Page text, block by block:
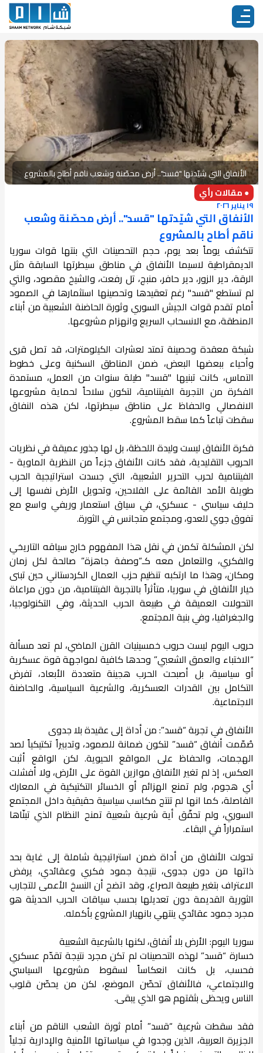
الأنفاق التي شيّدتها "قسد".. أرض محصّنة وشعب ناقم أطاح بالمشروع
● مقالات رأي
١٩ يناير ٢٠٢٦
الأنفاق التي شيّدتها "قسد".. أرض محصّنة وشعب
ناقم أطاح بالمشروع
تتكشف يوماً بعد يوم، حجم التحصينات التي بنتها قوات سوريا
الديمقراطية لاسيما الأنفاق في مناطق سيطرتها السابقة مثل
الرقة، دير الزور، دير حافر، منبج، تل رفعت، والشيخ مقصود، والتي
لم تستطع "قسد" رغم تعقيدها وتحصينها استثمارها في الصمود
أمام تقدم قوات الجيش السوري وثورة الحاضنة الشعبية من أبناء
المنطقة، مع الانسحاب السريع وانهزام مشروعها.
شبكة معقدة وحصينة تمتد لعشرات الكيلومترات، قد تصل قرى
وأحياء ببعضها البعض، ضمن المناطق السكنية وعلى خطوط
التماس، كانت تبنيها "قسد" طيلة سنوات من العمل، مستمدة
الفكرة من التجربة الفيتنامية، لتكون سلاحاً لحماية مشروعها
الانفصالي والحفاظ على مناطق سيطرتها، لكن هذه النفاق
سقطت تباعاً كما سقط المشروع.
فكرة الأنفاق ليست وليدة اللحظة، بل لها جذور عميقة في نظريات
الحروب التقليدية، فقد كانت الأنفاق جزءاً من النظرية الماوية -
الفيتنامية لحرب التحرير الشعبية، التي جسدت استراتيجية الحرب
طويلة الأمد القائمة على الفلاحين، وتحويل الأرض نفسها إلى
حليف سياسي - عسكري، في سياق استعمار وريفي واسع مع
تفوق جوي للعدو، ومجتمع متجانس في الثورة.
لكن المشكلة تكمن في نقل هذا المفهوم خارج سياقه التاريخي
والفكري، والتعامل معه كـ“وصفة جاهزة” صالحة لكل زمان
ومكان، وهذا ما ارتكبه تنظيم حزب العمال الكردستاني حين تبنى
خيار الأنفاق في سوريا، متأثراً بالتجربة الفيتنامية، من دون مراعاة
التحولات العميقة في طبيعة الحرب الحديثة، وفي التكنولوجيا،
والجغرافيا، وفي بنية المجتمع.
حروب اليوم ليست حروب خمسينيات القرن الماضي، لم تعد مسألة
“الاختباء والعمق الشعبي” وحدها كافية لمواجهة قوة عسكرية
أو سياسية، بل أصبحت الحرب هجينة متعددة الأبعاد، تفرض
التكامل بين القدرات العسكرية، والشرعية السياسية، والحاضنة
الاجتماعية.
الأنفاق في تجربة “قسد”: من أداة إلى عقيدة بلا جدوى
صُمّمت أنفاق “قسد” لتكون ضمانة للصمود، وتدبيراً تكتيكياً لصد
الهجمات، والحفاظ على المواقع الحيوية. لكن الواقع أثبت
العكس، إذ لم تغير الأنفاق موازين القوة على الأرض، ولا أفشلت
أي هجوم، ولم تمنع الهزائم أو الخسائر التكتيكية في المعارك
الفاصلة، كما انها لم تنتج مكاسب سياسية حقيقية داخل المجتمع
السوري، ولم تحقّق أية شرعية شعبية تمنح النظام الذي تبنّاها
استمراراً في البقاء.
تحولت الأنفاق من أداة ضمن استراتيجية شاملة إلى غاية بحد
ذاتها من دون جدوى، نتيجة جمود فكري وعقائدي، يرفض
الاعتراف بتغير طبيعة الصراع، وقد اتضح أن النسخ الأعمى للتجارب
الثورية القديمة دون تعديلها بحسب سياقات الحرب الحديثة هو
مجرد جمود عقائدي ينتهي بانهيار المشروع بأكمله.
سوريا اليوم: الأرض بلا أنفاق، لكنها بالشرعية الشعبية
خسارة “قسد” لهذه التحصينات لم تكن مجرد نتيجة تقدّم عسكري
فحسب، بل كانت انعكاساً لسقوط مشروعها السياسي
والاجتماعي، فالأنفاق تحصّن الموضع، لكن من يحصّن قلوب
الناس ويحظى بثقتهم هو الذي يبقى.
فقد سقطت شرعية “قسد” أمام ثورة الشعب الناقم من أبناء
الجزيرة العربية، الذين وجدوا في سياساتها الأمنية والإدارية تجلياً